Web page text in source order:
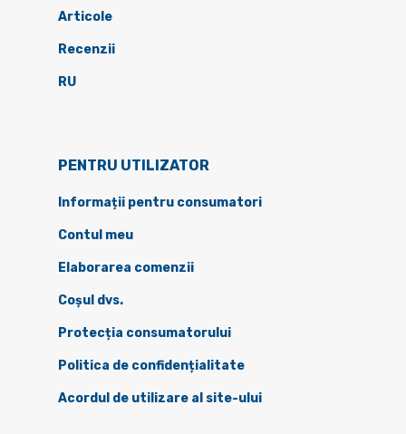
Articole
Recenzii
RU
PENTRU UTILIZATOR
Informații pentru consumatori
Contul meu
Elaborarea comenzii
Coșul dvs.
Protecția consumatorului
Politica de confidențialitate
Acordul de utilizare al site-ului